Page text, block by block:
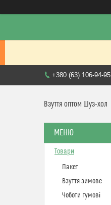
+380 (63) 106-94-95
Взуття оптом Шуз-хол
Товари
Пакет
Взуття зимове
Чоботи гумові